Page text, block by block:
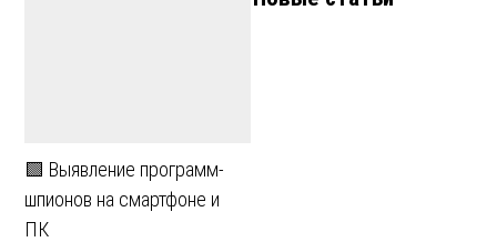
🟩 Выявление программ-
шпионов на смартфоне и
ПК